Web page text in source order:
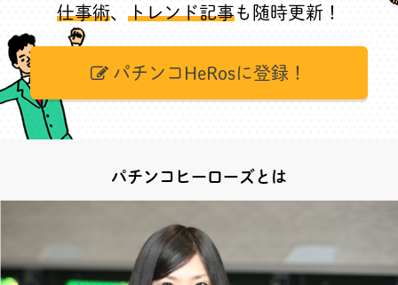
仕事術、 トレンド記事も随時更新！
パチンコHeRosに登録！
パチンコヒーローズとは